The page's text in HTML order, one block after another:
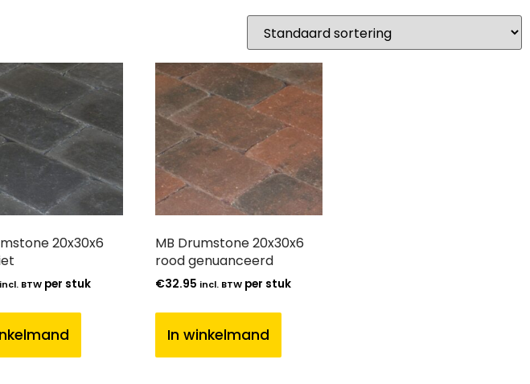
20x30x6
incl. BTW per stuk
MB Drumstone 20x30x6
rood genuanceerd
€32.95 incl. BTW per stuk
In winkelmand